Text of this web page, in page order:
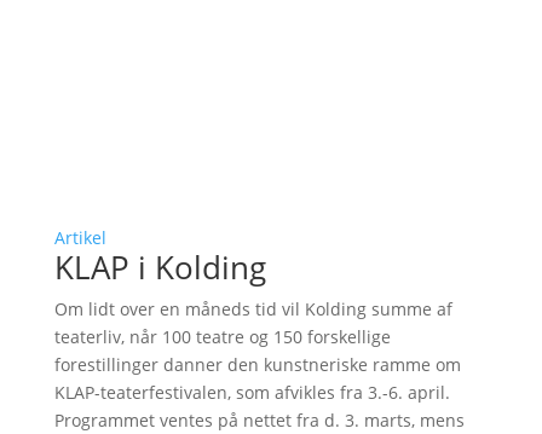
Artikel
KLAP i Kolding
Om lidt over en måneds tid vil Kolding summe af
teaterliv, når 100 teatre og 150 forskellige
forestillinger danner den kunstneriske ramme om
KLAP-teaterfestivalen, som afvikles fra 3.-6. april.
Programmet ventes på nettet fra d. 3. marts, mens